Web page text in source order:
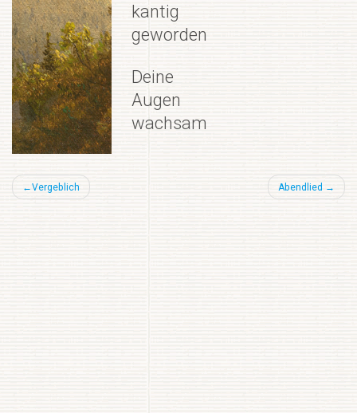
kantig
geworden
Deine
Augen
wachsam
Beitragsnavigation
Vergeblich Abendlied